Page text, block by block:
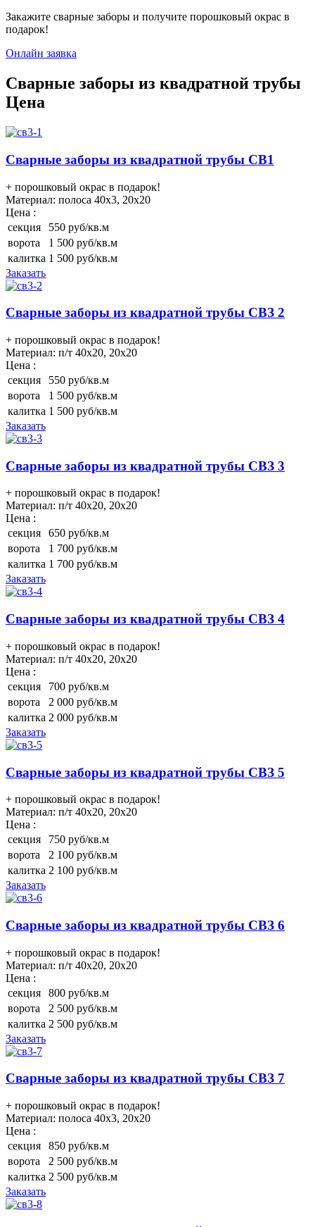
Закажите сварные заборы и получите порошковый окрас в
подарок!
Онлайн заявка
Сварные заборы из квадратной трубы
Цена
Сварные заборы из квадратной трубы СВ1
+ порошковый окрас в подарок!
Материал: полоса 40х3, 20х20
Цена :
секция
550 руб/кв.м
ворота
1 500 руб/кв.м
калитка 1 500 руб/кв.м
Заказать
Сварные заборы из квадратной трубы СВЗ 2
+ порошковый окрас в подарок!
Материал: п/т 40х20, 20х20
Цена :
секция
550 руб/кв.м
ворота
1 500 руб/кв.м
калитка 1 500 руб/кв.м
Заказать
Сварные заборы из квадратной трубы СВЗ 3
+ порошковый окрас в подарок!
Материал: п/т 40х20, 20х20
Цена :
секция
650 руб/кв.м
ворота
1 700 руб/кв.м
калитка 1 700 руб/кв.м
Заказать
Сварные заборы из квадратной трубы СВЗ 4
+ порошковый окрас в подарок!
Материал: п/т 40х20, 20х20
Цена :
секция
700 руб/кв.м
ворота
2 000 руб/кв.м
калитка 2 000 руб/кв.м
Заказать
Сварные заборы из квадратной трубы СВЗ 5
+ порошковый окрас в подарок!
Материал: п/т 40х20, 20х20
Цена :
секция
750 руб/кв.м
ворота
2 100 руб/кв.м
калитка 2 100 руб/кв.м
Заказать
Сварные заборы из квадратной трубы СВЗ 6
+ порошковый окрас в подарок!
Материал: п/т 40х20, 20х20
Цена :
секция
800 руб/кв.м
ворота
2 500 руб/кв.м
калитка 2 500 руб/кв.м
Заказать
Сварные заборы из квадратной трубы СВЗ 7
+ порошковый окрас в подарок!
Материал: полоса 40х3, 20х20
Цена :
секция
850 руб/кв.м
ворота
2 500 руб/кв.м
калитка 2 500 руб/кв.м
Заказать